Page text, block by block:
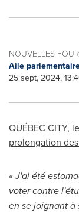
NOUVELLES
Aile
25 sept, 2024,
QUÉBEC CITY, le
prolongation
« J'ai été
voter contre
en se joignant à